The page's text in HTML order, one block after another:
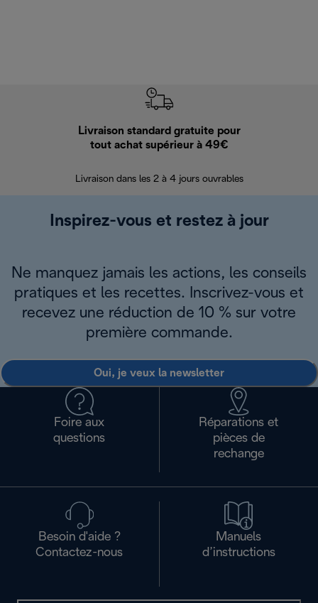
Livraison standard gratuite pour
tout achat supérieur à 49€
Livraison dans les 2 à 4 jours ouvrables
Inspirez-vous et restez à jour
Ne manquez jamais les actions, les conseils
pratiques et les recettes. Inscrivez-vous et
recevez une réduction de 10 % sur votre
première commande.
Oui, je veux la newsletter
Foire aux
questions
Réparations et
pièces de
rechange
Besoin d'aide ?
Contactez-nous
Manuels
d’instructions